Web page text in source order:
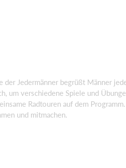
der Jedermänner begrüßt Männer
um verschiedene Spiele und
Radtouren auf dem
und mitmachen.